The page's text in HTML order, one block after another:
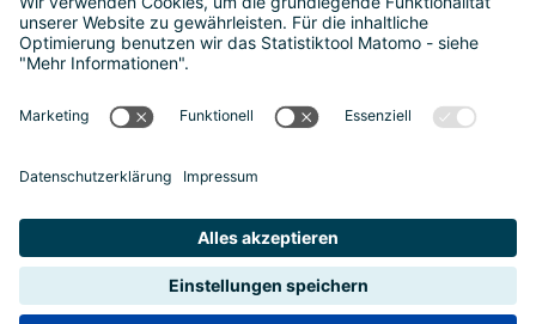
Datenschutz
Sitemap